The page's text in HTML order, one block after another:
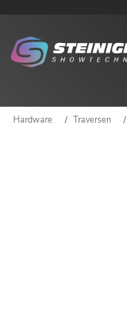
Hardware / Traversen /